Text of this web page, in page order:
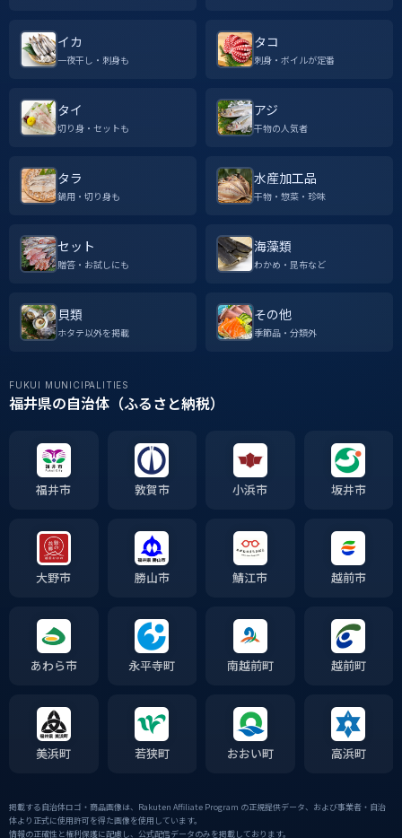
イカ
一夜干し・刺身も
タコ
刺身・ボイルが定番
タイ
切り身・セットも
アジ
干物の人気者
タラ
鍋用・切り身も
水産加工品
干物・惣菜・珍味
セット
贈答・お試しにも
海藻類
わかめ・昆布など
貝類
ホタテ以外を掲載
その他
季節品・分類外
FUKUI MUNICIPALITIES
福井県の自治体（ふるさと納税）
福井市 敦賀市 小浜市 坂井市
大野市 勝山市 鯖江市 越前市
あわら市 永平寺町 南越前町 越前町
美浜町 若狭町 おおい町 高浜町
掲載する自治体ロゴ・商品画像は、Rakuten Affiliate Program の正規提供データ、および事業者・自治
体より正式に使用許可を得た画像を使用しています。
情報の正確性と権利保護に配慮し、公式配信データのみを掲載しております。